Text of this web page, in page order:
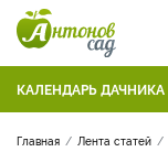
КАЛЕНДАРЬ ДАЧНИКА
Главная Лента статей